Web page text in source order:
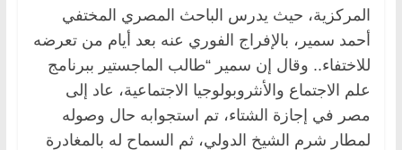
المركزية، حيث يدرس الباحث المصري المختفي
أحمد سمير، بالإفراج الفوري عنه بعد أيام من تعرضه
للاختفاء.. وقال إن سمير “طالب الماجستير ببرنامج
علم الاجتماع والأنثروبولوجيا الاجتماعية، عاد إلى
مصر في إجازة الشتاء، تم استجوابه حال وصوله
لمطار شرم الشيخ الدولي، ثم السماح له بالمغادرة